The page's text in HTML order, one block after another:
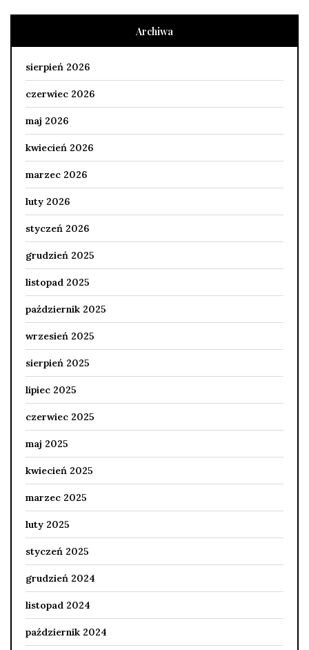
Archiwa
sierpień 2026
czerwiec 2026
maj 2026
kwiecień 2026
marzec 2026
luty 2026
styczeń 2026
grudzień 2025
listopad 2025
październik 2025
wrzesień 2025
sierpień 2025
lipiec 2025
czerwiec 2025
maj 2025
kwiecień 2025
marzec 2025
luty 2025
styczeń 2025
grudzień 2024
listopad 2024
październik 2024